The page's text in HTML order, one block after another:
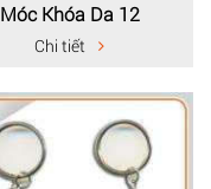
Móc Khóa Da 12
Chi tiết